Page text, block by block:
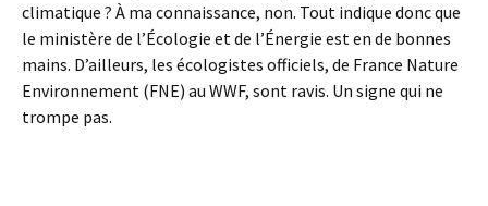
climatique ? À ma connaissance, non. Tout indique donc que
le ministère de l’Écologie et de l’Énergie est en de bonnes
mains. D’ailleurs, les écologistes officiels, de France Nature
Environnement (FNE) au WWF, sont ravis. Un signe qui ne
trompe pas.